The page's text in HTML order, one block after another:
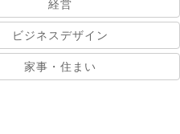
経営
ビジネスデザイン
家事・住まい